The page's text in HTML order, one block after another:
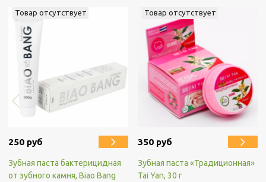
Товар отсутствует
250 руб
Зубная паста бактерицидная
от зубного камня, Biao Bang
Товар отсутствует
350 руб
Зубная паста «Традиционная»
Tai Yan, 30 г